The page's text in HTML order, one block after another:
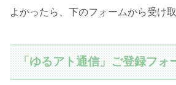
よかったら、下のフォームから受け
「ゆるアト通信」ご登録フォ